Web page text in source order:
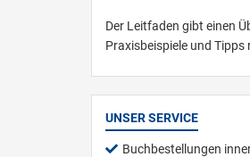
Der Leitfaden gibt einen
Praxisbeispiele und
UNSER SERVICE
Buchbestellungen